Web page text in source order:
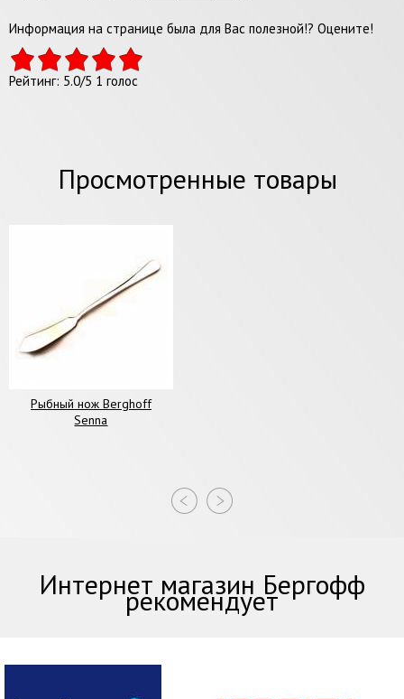
Информация на странице была для Вас полезной!? Оцените!
Рейтинг: 5.0/5 1 голос
Просмотренные товары
Рыбный нож Berghoff
Senna
Интернет магазин Бергофф
рекомендует